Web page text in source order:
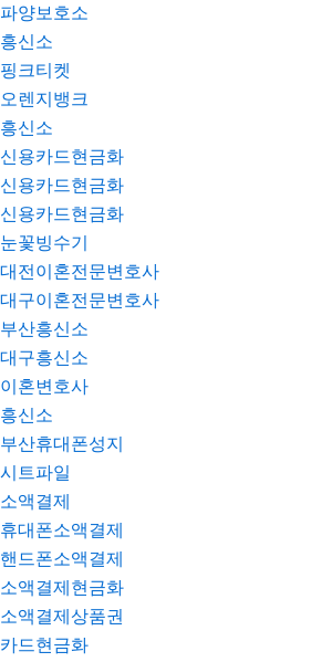
파양보호소
흥신소
핑크티켓
오렌지뱅크
흥신소
신용카드현금화
신용카드현금화
신용카드현금화
눈꽃빙수기
대전이혼전문변호사
대구이혼전문변호사
부산흥신소
대구흥신소
이혼변호사
흥신소
부산휴대폰성지
시트파일
소액결제
휴대폰소액결제
핸드폰소액결제
소액결제현금화
소액결제상품권
카드현금화